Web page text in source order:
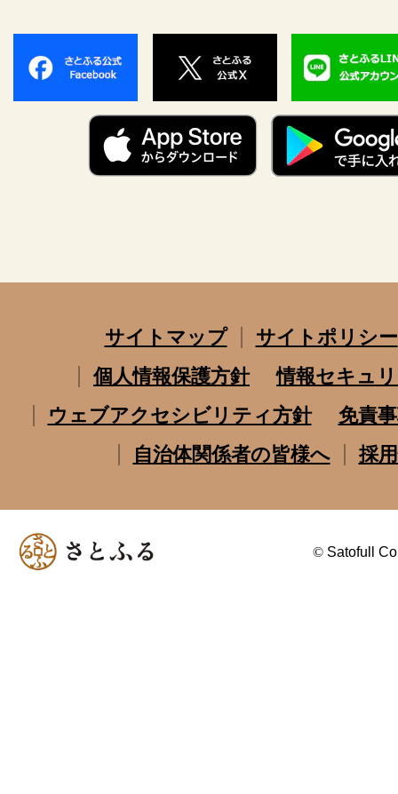
サイトマップ
サイトポリシー
個人情報保護方針
情報セキュ
ウェブアクセシビリティ方針
免責
自治体関係者の皆様へ
採
© Satofull